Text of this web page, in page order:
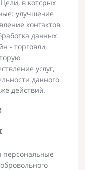
в которых
улучшение
контактов
данных
- торговли,
услуг,
данного
действий.